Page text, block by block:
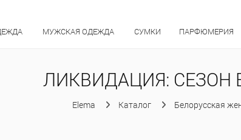
МУЖСКАЯ ОДЕЖДА СУМКИ ПАРФЮМЕРИЯ
ЛИКВИДАЦИЯ: СЕЗОН
Elema Каталог Белорусская